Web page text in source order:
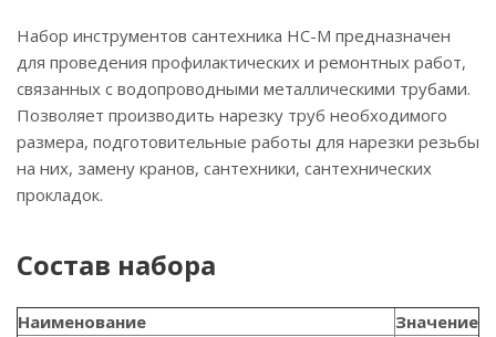
Набор инструментов сантехника НС-М предназначен
для проведения профилактических и ремонтных работ,
связанных с водопроводными металлическими трубами.
Позволяет производить нарезку труб необходимого
размера, подготовительные работы для нарезки резьбы
на них, замену кранов, сантехники, сантехнических
прокладок.
Состав набора
Наименование
Значение